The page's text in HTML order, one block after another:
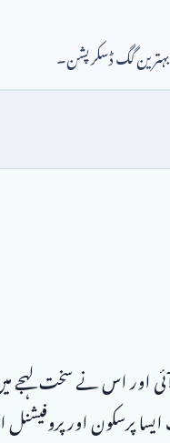
گگ ڈسکرپشن۔
اور اس نے سخت لہجے